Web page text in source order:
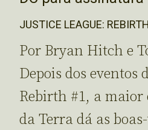
JUSTICE LEAGUE:
Por Bryan Hitch e
Depois dos eventos
Rebirth #1, a maior
da Terra dá as